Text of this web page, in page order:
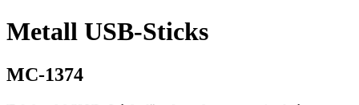
Metall USB-Sticks
MC-1374